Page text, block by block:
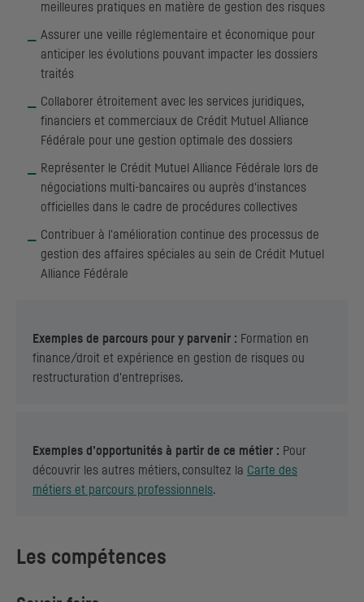
meilleures pratiques en matière de gestion des risques
Assurer une veille réglementaire et économique pour
anticiper les évolutions pouvant impacter les dossiers
traités
Collaborer étroitement avec les services juridiques,
financiers et commerciaux de Crédit Mutuel Alliance
Fédérale pour une gestion optimale des dossiers
Représenter le Crédit Mutuel Alliance Fédérale lors de
négociations multi-bancaires ou auprès d'instances
officielles dans le cadre de procédures collectives
Contribuer à l'amélioration continue des processus de
gestion des affaires spéciales au sein de Crédit Mutuel
Alliance Fédérale
Exemples de parcours pour y parvenir : Formation en
finance/droit et expérience en gestion de risques ou
restructuration d'entreprises.
Exemples d’opportunités à partir de ce métier : Pour
découvrir les autres métiers, consultez la Carte des
métiers et parcours professionnels.
Les compétences